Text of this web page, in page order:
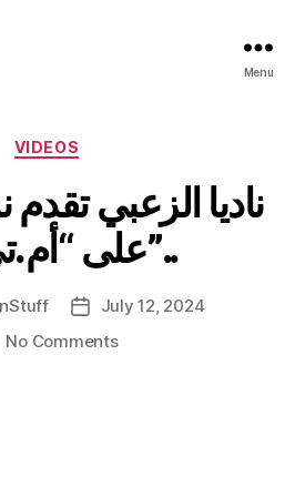
Menu
Categories
VIDEOS
ناديا الزعبي تقدم
على “أم.تي.في”..
PostJuly 12, 2024
No Commentson